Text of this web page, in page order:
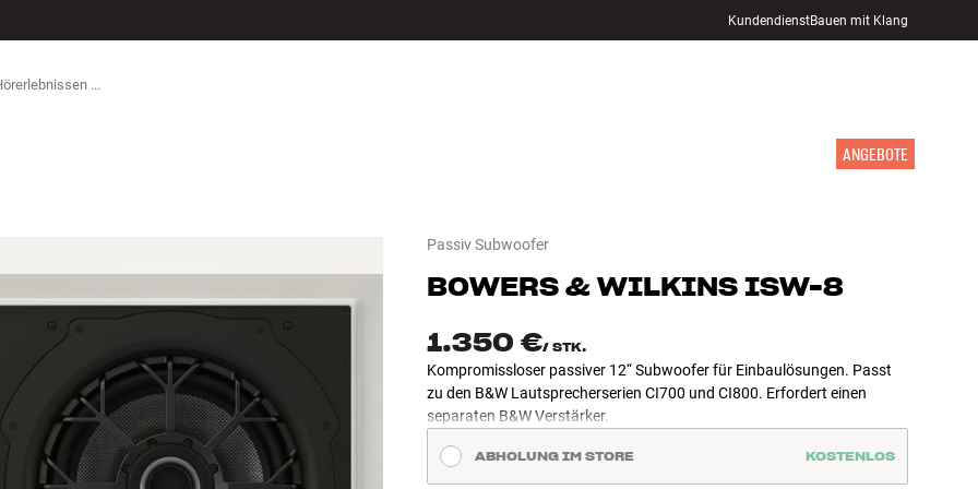
KundendienstBauen mit Klang
ANGEBOTE
Passiv Subwoofer
BOWERS & WILKINS ISW-8
1.350 €/ STK.
Kompromissloser passiver 12“ Subwoofer für Einbaulösungen. Passt
zu den B&W Lautsprecherserien CI700 und CI800. Erfordert einen
separaten B&W Verstärker.
ABHOLUNG IM STORE KOSTENLOS